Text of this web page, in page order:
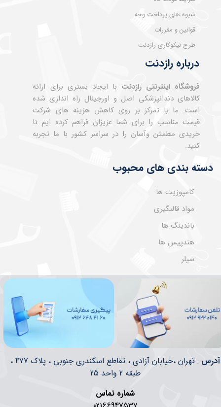
درباره رازدنت
فروشگاه اینترنتی رازدنت با ایجاد بستری برای ارائه
کالاهای دندانپزشکی اصل و اورجینال راه اندازی شده
است. ما با تمرکز بر روی کاهش هزینه های شرکت
قیمت مناسب را برای شما عزیزان فراهم کرده ایم تا
خریدی مطمئن وآسان را در سراسر کشور با ما تجربه
کنید.
شیوه های پرداخت وجه
قوانین و مقررات
طرح نیکوکاری رازدنت
دسته بندی های محبوب
کامپوزیت ها
مواد قالبگیری
باندینگ ها
هندپیس ها
سیلر
​​آدرس
: تهران ،خیابان آزادی ، تقاطع اسکندری جنوبی ، پلاک 477 ،
طبقه 2 واحد 25
شماره تماس